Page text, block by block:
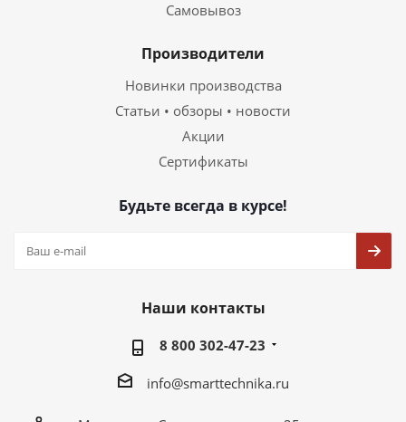
Самовывоз
Производители
Новинки производства
Статьи • обзоры • новости
Акции
Сертификаты
Будьте всегда в курсе!
Наши контакты
8 800 302-47-23
info@smarttechnika.ru